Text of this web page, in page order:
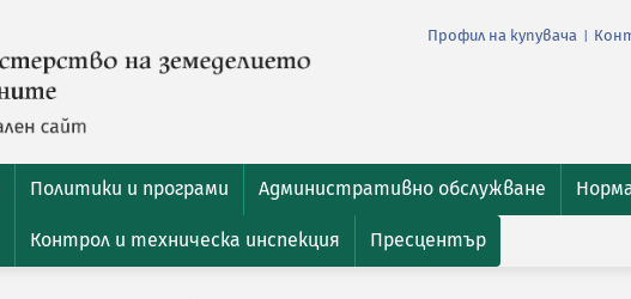
Профил на купувача
Политики и програми Административно обслужване
Контрол и техническа инспекция Пресцентър